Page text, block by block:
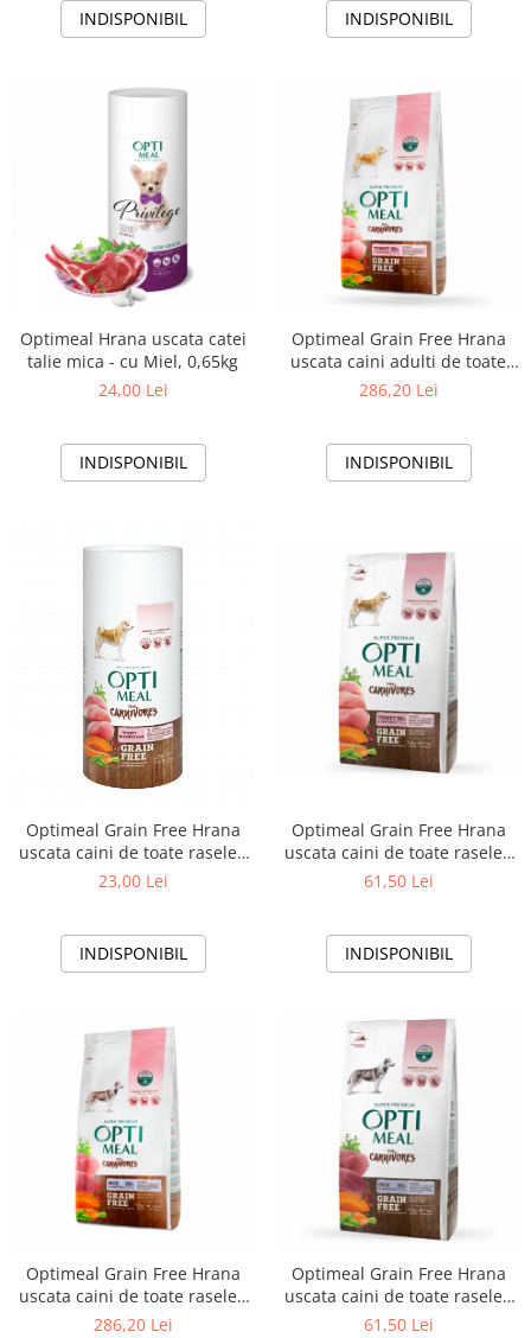
INDISPONIBIL INDISPONIBIL
Optimeal Hrana uscata catei
talie mica - cu Miel, 0,65kg
24,00 Lei
INDISPONIBIL
Optimeal Grain Free Hrana
uscata caini adulti de toate
rasele - Curcan si legume,
286,20 Lei
INDISPONIBIL
Optimeal Grain Free Hrana
uscata caini de toate rasele -
Curcan si legume, 650g
23,00 Lei
INDISPONIBIL
Optimeal Grain Free Hrana
uscata caini de toate rasele -
Curcan si legume, 1,5kg
61,50 Lei
INDISPONIBIL
Optimeal Grain Free Hrana
uscata caini de toate rasele -
Rata si legume, 10kg
286,20 Lei
Optimeal Grain Free Hrana
uscata caini de toate rasele -
Rata si legume, 1,5 kg
61,50 Lei